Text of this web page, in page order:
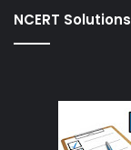
NCERT Solutions